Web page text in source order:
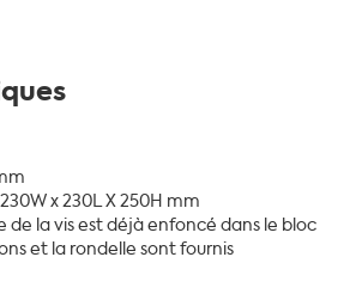
x 230L X 250H mm
de la vis est déjà enfoncé dans le bloc
et la rondelle sont fournis